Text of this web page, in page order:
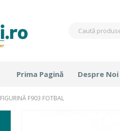
Prima Pagină Despre Noi
FIGURINĂ F903 FOTBAL